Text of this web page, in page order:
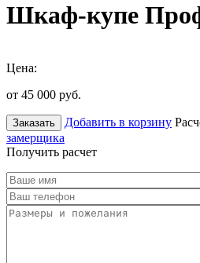
Шкаф-купе
Цена:
от 45 000 руб.
Заказать Добавить в корзину
замерщика
Получить расчет